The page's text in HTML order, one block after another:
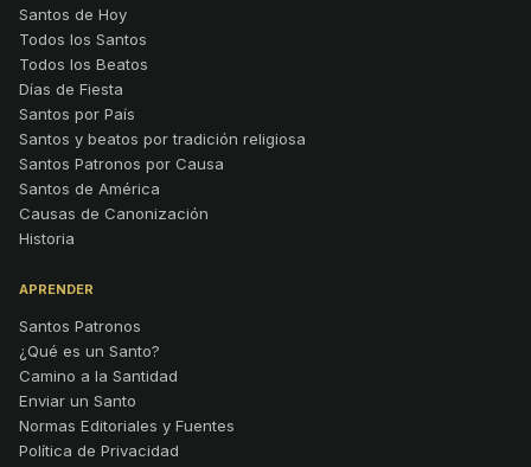
Santos de Hoy
Todos los Santos
Todos los Beatos
Días de Fiesta
Santos por País
Santos y beatos por tradición religiosa
Santos Patronos por Causa
Santos de América
Causas de Canonización
Historia
APRENDER
Santos Patronos
¿Qué es un Santo?
Camino a la Santidad
Enviar un Santo
Normas Editoriales y Fuentes
Política de Privacidad